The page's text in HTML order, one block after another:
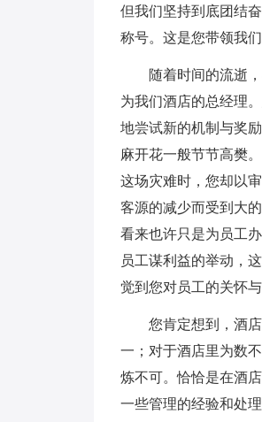
但我们坚持到底团结
称号。这是您带领我
随着时间的流逝
为我们酒店的总经理
地尝试新的机制与奖
麻开花一般节节高樊
这场灾难时，您却以
客源的减少而受到大
看来也许只是为员工
员工谋利益的举动，
觉到您对员工的关怀与
您肯定想到，酒
一；对于酒店里为数
炼不可。恰恰是在酒
一些管理的经验和处